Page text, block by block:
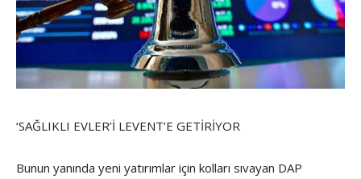
‘SAĞLIKLI EVLER’İ LEVENT’E GETİRİYOR
Bunun yanında yeni yatırımlar için kolları sıvayan DAP